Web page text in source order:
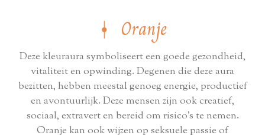
⍿ Oranje
Deze kleuraura symboliseert een goede gezondheid,
vitaliteit en opwinding. Degenen die deze aura
bezitten, hebben meestal genoeg energie, productief
en avontuurlijk. Deze mensen zijn ook creatief,
sociaal, extravert en bereid om risico's te nemen.
Oranje kan ook wijzen op seksuele passie of